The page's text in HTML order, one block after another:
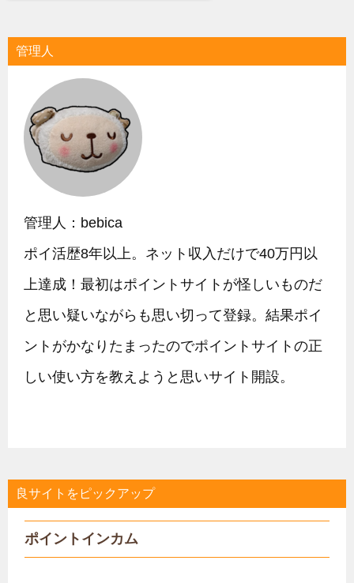
管理人
管理人：bebica
ポイ活歴8年以上。ネット収入だけで40万円以
上達成！最初はポイントサイトが怪しいものだ
と思い疑いながらも思い切って登録。結果ポイ
ントがかなりたまったのでポイントサイトの正
しい使い方を教えようと思いサイト開設。
良サイトをピックアップ
ポイントインカム